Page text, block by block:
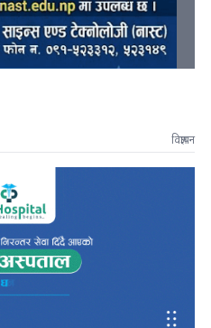
विज्ञापन